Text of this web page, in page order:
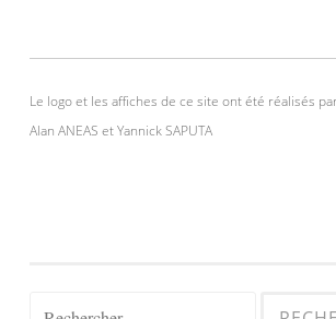
Le logo et les affiches de ce site ont été réalisés
Alan ANEAS et Yannick SAPUTA
Rechercher :